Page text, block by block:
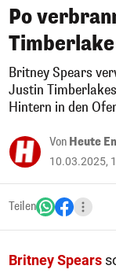
Po
Britney Spears
Justin
Hintern in den
Von Heute
10.03.2025,
Teilen
Britney Spears